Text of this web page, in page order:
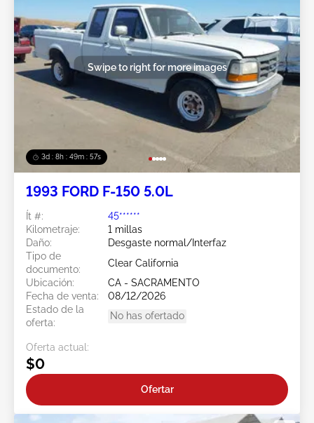
3d : 8h : 49m : 54s
Swipe to right for more images
1993 FORD F-150 5.0L
Ít #:
45******
Kilometraje:
1 millas
Daño:
Desgaste normal/Interfaz
Tipo de
documento:
Clear California
Ubicación:
CA - SACRAMENTO
Fecha de venta:
08/12/2026
Estado de la
oferta:
No has ofertado
Oferta actual:
$0
Ofertar